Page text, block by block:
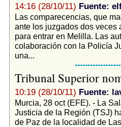
14:16 (28/10/11) Fuente:
Las comparecencias, que
ante los juzgados dos veces
para entrar en Melilla. Las
colaboración con la Policía
una...
Tribunal Superior
10:19 (28/10/11) Fuente:
Murcia, 28 oct (EFE). - La
Justicia de la Región (TSJ)
de Paz de la localidad de